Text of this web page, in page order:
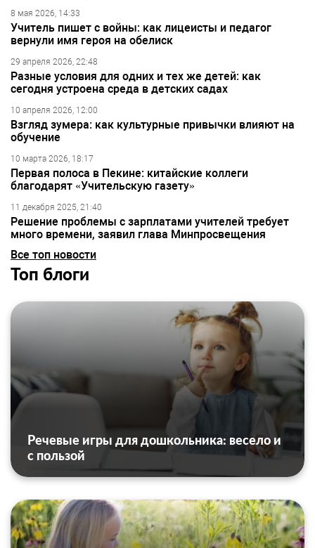
8 мая 2026, 14:33
Учитель пишет с войны: как лицеисты и педагог
вернули имя героя на обелиск
29 апреля 2026, 22:48
Разные условия для одних и тех же детей: как
сегодня устроена среда в детских садах
10 апреля 2026, 12:00
Взгляд зумера: как культурные привычки влияют на
обучение
10 марта 2026, 18:17
Первая полоса в Пекине: китайские коллеги
благодарят «Учительскую газету»
11 декабря 2025, 21:40
Решение проблемы с зарплатами учителей требует
много времени, заявил глава Минпросвещения
Все топ новости
Топ блоги
Речевые игры для дошкольника: весело и
с пользой